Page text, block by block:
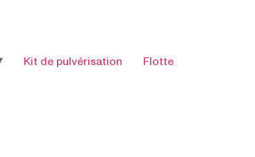
Kit de pulvérisation Flotte